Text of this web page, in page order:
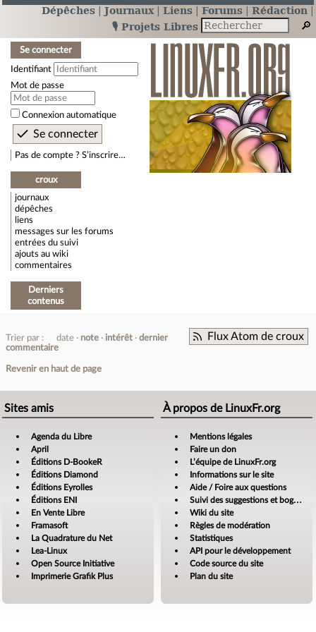
Dépêches Journaux Liens Forums
Rédaction
🎙️ Projets Libres
Se connecter
Identifiant
Mot de passe
Connexion automatique
Pas de compte ? S’inscrire…
croux
journaux
dépêches
liens
messages sur les forums
entrées du suivi
ajouts au wiki
commentaires
Derniers
contenus
Flux Atom de croux
Trier par : date note intérêt
dernier
commentaire
Revenir en haut de page
Sites amis
Agenda du Libre
April
Éditions D-BookeR
Éditions Diamond
Éditions Eyrolles
Éditions ENI
En Vente Libre
Framasoft
La Quadrature du Net
Lea-Linux
Open Source Initiative
Imprimerie Grafik Plus
À propos de LinuxFr.org
Mentions légales
Faire un don
L’équipe de LinuxFr.org
Informations sur le site
Aide / Foire aux questions
Suivi des suggestions et bogues
Wiki du site
Règles de modération
Statistiques
API pour le développement
Code source du site
Plan du site